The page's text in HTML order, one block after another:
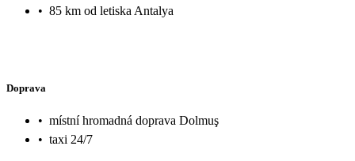
• 85 km od letiska Antalya
Doprava
• místní hromadná doprava Dolmuş
• taxi 24/7